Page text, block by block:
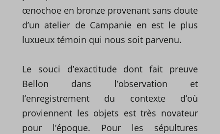
œnochoe en bronze provenant sans doute
d’un atelier de Campanie en est le plus
luxueux témoin qui nous soit parvenu.
Le souci d’exactitude dont fait preuve
Bellon dans l’observation et
l’enregistrement du contexte d’où
proviennent les objets est très novateur
pour l’époque. Pour les sépultures